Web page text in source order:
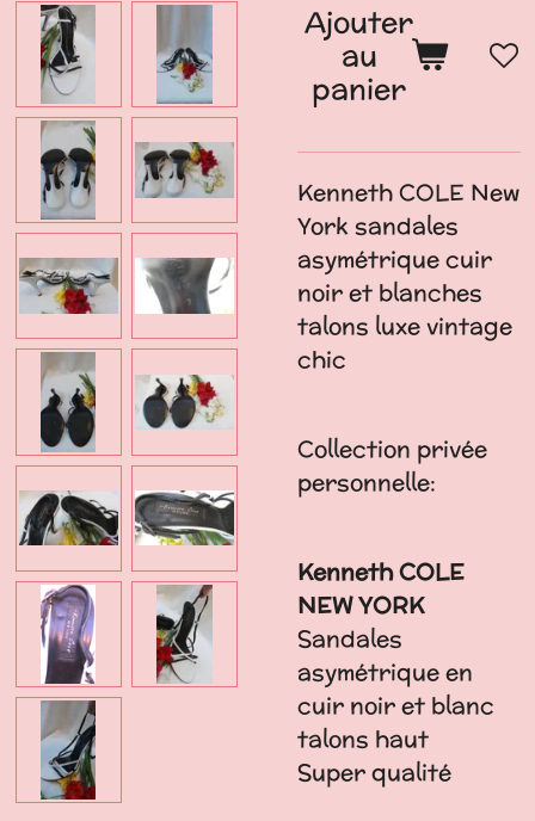
Ajouter
au
panier
Kenneth COLE New
York sandales
asymétrique cuir
noir et blanches
talons luxe vintage
chic
Collection privée
personnelle:
Kenneth COLE
NEW YORK
Sandales
asymétrique en
cuir noir et blanc
talons haut
Super qualité